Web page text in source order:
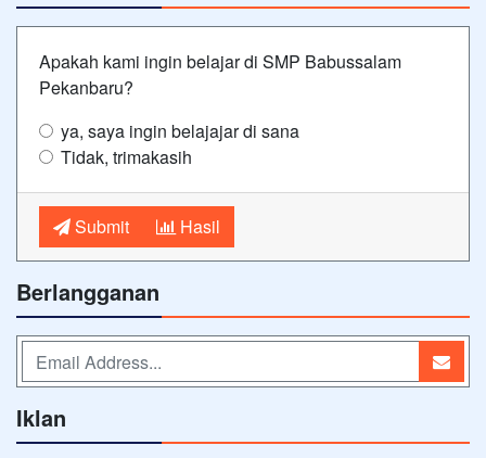
Apakah kami ingin belajar di SMP Babussalam
Pekanbaru?
ya, saya ingin belajajar di sana
Tidak, trimakasih
Submit Hasil
Berlangganan
Iklan